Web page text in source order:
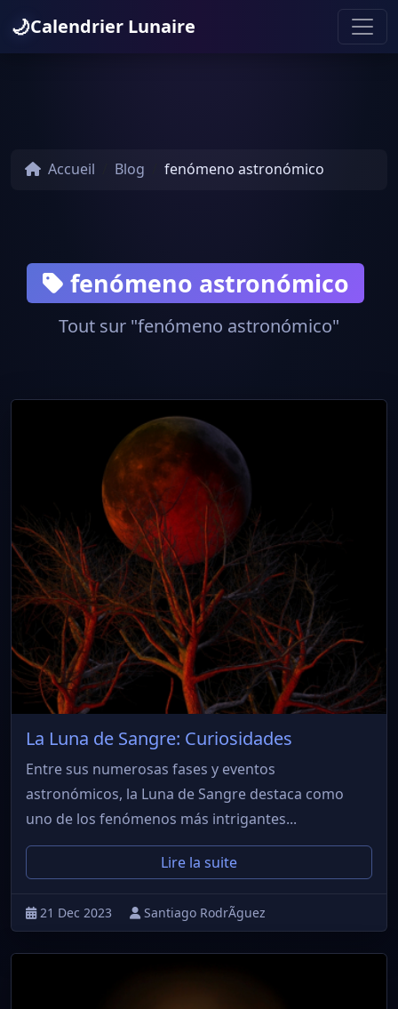
🌙Calendrier Lunaire
Accueil Blog fenómeno astronómico
fenómeno astronómico
Tout sur "fenómeno astronómico"
La Luna de Sangre: Curiosidades
Entre sus numerosas fases y eventos
astronómicos, la Luna de Sangre destaca como
uno de los fenómenos más intrigantes...
Lire la suite
21 Dec 2023 Santiago RodrÃ­guez